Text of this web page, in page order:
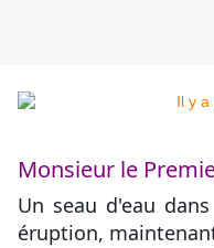
Monsieur le
Un seau d'eau
éruption,